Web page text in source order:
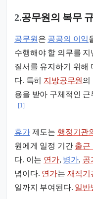
2.공무원의 복무
공무원은 공공의 이익
수행해야 할 의무를 지
질서를 유지하기 위해
다. 특히 지방공무원의
용을 받아 구체적인
[1]
휴가제도는 행정기관
원에게 일정 기간 출근
다. 이는 연가, 병가, 공
념이다. 연가는 재직기
일까지 부여된다. 일반